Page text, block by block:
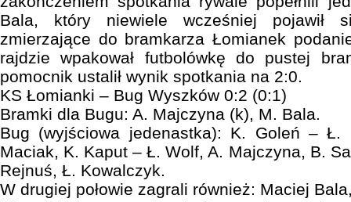
Bala, który niewiele wcześniej pojawił
zmierzające do bramkarza Łomianek
rajdzie wpakował futbolówkę do pustej
pomocnik ustalił wynik spotkania na 2:0.
KS Łomianki – Bug Wyszków 0:2 (0:1)
Bramki dla Bugu: A. Majczyna (k), M. Bala.
Bug (wyjściowa jedenastka): K. Goleń – Ł.
Maciak, K. Kaput – Ł. Wolf, A. Majczyna, B.
Rejnuś, Ł. Kowalczyk.
W drugiej połowie zagrali również: Maciej